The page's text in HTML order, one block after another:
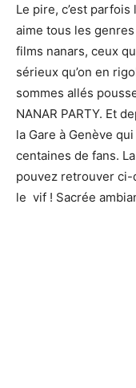
Le pire, c’est parfois
aime tous les
films nanars, ceux
sérieux qu’on en
sommes allés
NANAR PARTY. Et
la Gare à Genève
centaines de fans.
pouvez retrouver
le vif ! Sacrée